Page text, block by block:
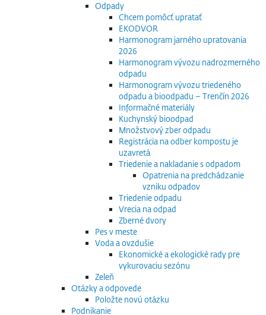
Odpady
Chcem pomôcť upratať
EKODVOR
Harmonogram jarného upratovania
2026
Harmonogram vývozu nadrozmerného
odpadu
Harmonogram vývozu triedeného
odpadu a bioodpadu – Trenčín 2026
Informačné materiály
Kuchynský bioodpad
Množstvový zber odpadu
Registrácia na odber kompostu je
uzavretá
Triedenie a nakladanie s odpadom
Opatrenia na predchádzanie
vzniku odpadov
Triedenie odpadu
Vrecia na odpad
Zberné dvory
Pes v meste
Voda a ovzdušie
Ekonomické a ekologické rady pre
vykurovaciu sezónu
Zeleň
Otázky a odpovede
Položte novú otázku
Podnikanie